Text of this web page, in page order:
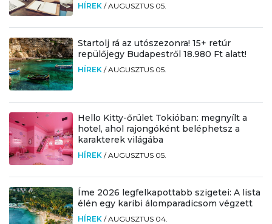
HÍREK /AUGUSZTUS 05.
Startolj rá az utószezonra! 15+ retúr
repülőjegy Budapestről 18.980 Ft alatt!
HÍREK /AUGUSZTUS 05.
Hello Kitty-őrület Tokióban: megnyílt a
hotel, ahol rajongóként beléphetsz a
karakterek világába
HÍREK /AUGUSZTUS 05.
Íme 2026 legfelkapottabb szigetei: A lista
élén egy karibi álomparadicsom végzett
HÍREK /AUGUSZTUS 04.